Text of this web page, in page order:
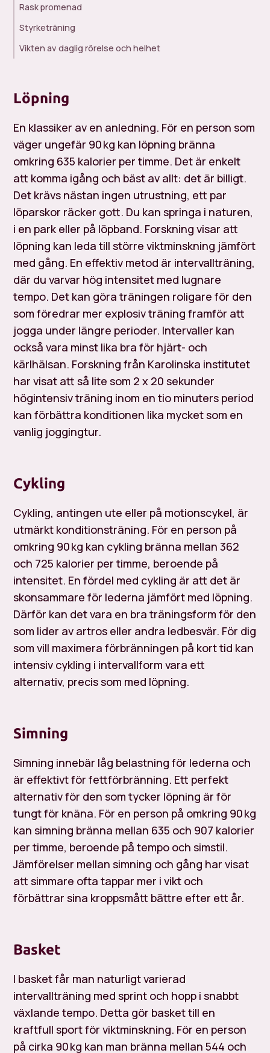
Rask promenad
Styrketräning
Vikten av daglig rörelse och helhet
Löpning
En klassiker av en anledning. För en person som
väger ungefär 90 kg kan löpning bränna
omkring 635 kalorier per timme. Det är enkelt
att komma igång och bäst av allt: det är billigt.
Det krävs nästan ingen utrustning, ett par
löparskor räcker gott. Du kan springa i naturen,
i en park eller på löpband. Forskning visar att
löpning kan leda till större viktminskning jämfört
med gång. En effektiv metod är intervallträning,
där du varvar hög intensitet med lugnare
tempo. Det kan göra träningen roligare för den
som föredrar mer explosiv träning framför att
jogga under längre perioder. Intervaller kan
också vara minst lika bra för hjärt- och
kärlhälsan. Forskning från Karolinska institutet
har visat att så lite som 2 x 20 sekunder
högintensiv träning inom en tio minuters period
kan förbättra konditionen lika mycket som en
vanlig joggingtur.
Cykling
Cykling, antingen ute eller på motionscykel, är
utmärkt konditionsträning. För en person på
omkring 90 kg kan cykling bränna mellan 362
och 725 kalorier per timme, beroende på
intensitet. En fördel med cykling är att det är
skonsammare för lederna jämfört med löpning.
Därför kan det vara en bra träningsform för den
som lider av artros eller andra ledbesvär. För dig
som vill maximera förbränningen på kort tid kan
intensiv cykling i intervallform vara ett
alternativ, precis som med löpning.
Simning
Simning innebär låg belastning för lederna och
är effektivt för fettförbränning. Ett perfekt
alternativ för den som tycker löpning är för
tungt för knäna. För en person på omkring 90 kg
kan simning bränna mellan 635 och 907 kalorier
per timme, beroende på tempo och simstil.
Jämförelser mellan simning och gång har visat
att simmare ofta tappar mer i vikt och
förbättrar sina kroppsmått bättre efter ett år.
Basket
I basket får man naturligt varierad
intervallträning med sprint och hopp i snabbt
växlande tempo. Detta gör basket till en
kraftfull sport för viktminskning. För en person
på cirka 90 kg kan man bränna mellan 544 och